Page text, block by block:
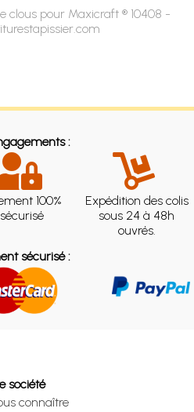
clous pour Maxicraft ® 10408 -
:
100%
sécurisé
Expédition des colis
sous 24 à 48h
ouvrés.
sécurisé :
société
connaître